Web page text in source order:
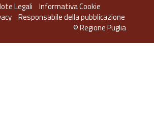
Legali
Informativa Cookie
Responsabile della pubblicazione
© Regione Puglia